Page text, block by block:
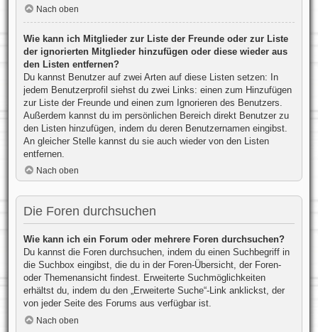
Nach oben
Wie kann ich Mitglieder zur Liste der Freunde oder zur Liste
der ignorierten Mitglieder hinzufügen oder diese wieder aus
den Listen entfernen?
Du kannst Benutzer auf zwei Arten auf diese Listen setzen: In
jedem Benutzerprofil siehst du zwei Links: einen zum Hinzufügen
zur Liste der Freunde und einen zum Ignorieren des Benutzers.
Außerdem kannst du im persönlichen Bereich direkt Benutzer zu
den Listen hinzufügen, indem du deren Benutzernamen eingibst.
An gleicher Stelle kannst du sie auch wieder von den Listen
entfernen.
Nach oben
Die Foren durchsuchen
Wie kann ich ein Forum oder mehrere Foren durchsuchen?
Du kannst die Foren durchsuchen, indem du einen Suchbegriff in
die Suchbox eingibst, die du in der Foren-Übersicht, der Foren-
oder Themenansicht findest. Erweiterte Suchmöglichkeiten
erhältst du, indem du den „Erweiterte Suche“-Link anklickst, der
von jeder Seite des Forums aus verfügbar ist.
Nach oben